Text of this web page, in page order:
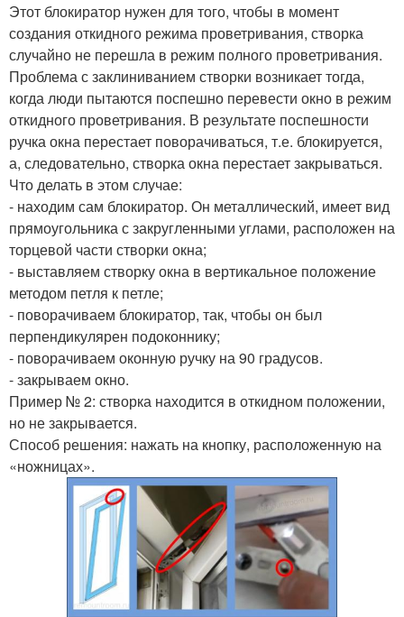
Этот блокиратор нужен для того, чтобы в момент
создания откидного режима проветривания, створка
случайно не перешла в режим полного проветривания.
Проблема с заклиниванием створки возникает тогда,
когда люди пытаются поспешно перевести окно в режим
откидного проветривания. В результате поспешности
ручка окна перестает поворачиваться, т.е. блокируется,
а, следовательно, створка окна перестает закрываться.
Что делать в этом случае:
- находим сам блокиратор. Он металлический, имеет вид
прямоугольника с закругленными углами, расположен на
торцевой части створки окна;
- выставляем створку окна в вертикальное положение
методом петля к петле;
- поворачиваем блокиратор, так, чтобы он был
перпендикулярен подоконнику;
- поворачиваем оконную ручку на 90 градусов.
- закрываем окно.
Пример № 2: створка находится в откидном положении,
но не закрывается.
Способ решения: нажать на кнопку, расположенную на
«ножницах».